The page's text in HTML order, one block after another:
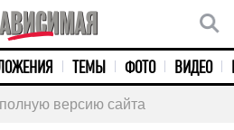
ТЕМЫ ФОТО ВИДЕО
версию сайта